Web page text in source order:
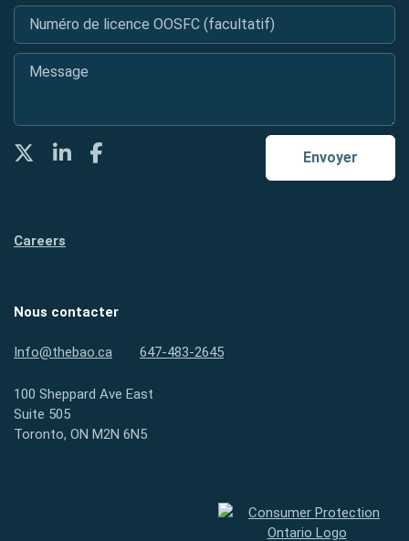
Numéro de licence OOSFC (facultatif)
Message
Envoyer
TwitterLinkedInFacebook
Careers
Nous contacter
Info@thebao.ca 647-483-2645
100 Sheppard Ave East
Suite 505
Toronto, ON M2N 6N5
Protection des